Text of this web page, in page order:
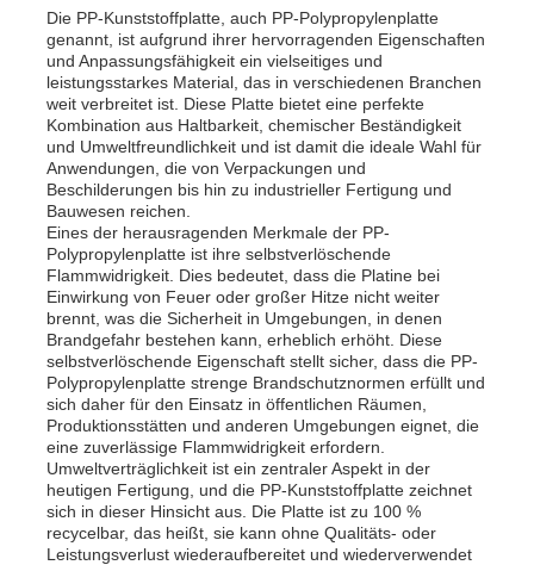
Die PP-Kunststoffplatte, auch PP-Polypropylenplatte
genannt, ist aufgrund ihrer hervorragenden Eigenschaften
und Anpassungsfähigkeit ein vielseitiges und
leistungsstarkes Material, das in verschiedenen Branchen
weit verbreitet ist. Diese Platte bietet eine perfekte
Kombination aus Haltbarkeit, chemischer Beständigkeit
und Umweltfreundlichkeit und ist damit die ideale Wahl für
Anwendungen, die von Verpackungen und
Beschilderungen bis hin zu industrieller Fertigung und
Bauwesen reichen.
Eines der herausragenden Merkmale der PP-
Polypropylenplatte ist ihre selbstverlöschende
Flammwidrigkeit. Dies bedeutet, dass die Platine bei
Einwirkung von Feuer oder großer Hitze nicht weiter
brennt, was die Sicherheit in Umgebungen, in denen
Brandgefahr bestehen kann, erheblich erhöht. Diese
selbstverlöschende Eigenschaft stellt sicher, dass die PP-
Polypropylenplatte strenge Brandschutznormen erfüllt und
sich daher für den Einsatz in öffentlichen Räumen,
Produktionsstätten und anderen Umgebungen eignet, die
eine zuverlässige Flammwidrigkeit erfordern.
Umweltverträglichkeit ist ein zentraler Aspekt in der
heutigen Fertigung, und die PP-Kunststoffplatte zeichnet
sich in dieser Hinsicht aus. Die Platte ist zu 100 %
recycelbar, das heißt, sie kann ohne Qualitäts- oder
Leistungsverlust wiederaufbereitet und wiederverwendet